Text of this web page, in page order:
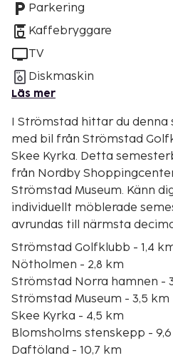
Parkering
Kaffebryggare
TV
Diskmaskin
Läs mer
I Strömstad hittar du
med bil från Strömstad
Skee Kyrka. Detta semesterboende ligger 23,6 km
från Nordby
Strömstad Museum. Känn
individuellt möblerade
avrundas till närmsta
Strömstad Golfklubb - 1,4
Nötholmen - 2,8 km
Strömstad Norra hamnen -
Strömstad Museum - 3,5 km
Skee Kyrka - 4,5 km
Blomsholms stenskepp -
Daftöland - 10,7 km